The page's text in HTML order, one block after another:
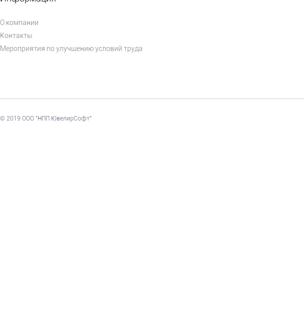
О компании
Контакты
Мероприятия по улучшению условий труда
© 2019 ООО "НПП ЮвелирСофт"